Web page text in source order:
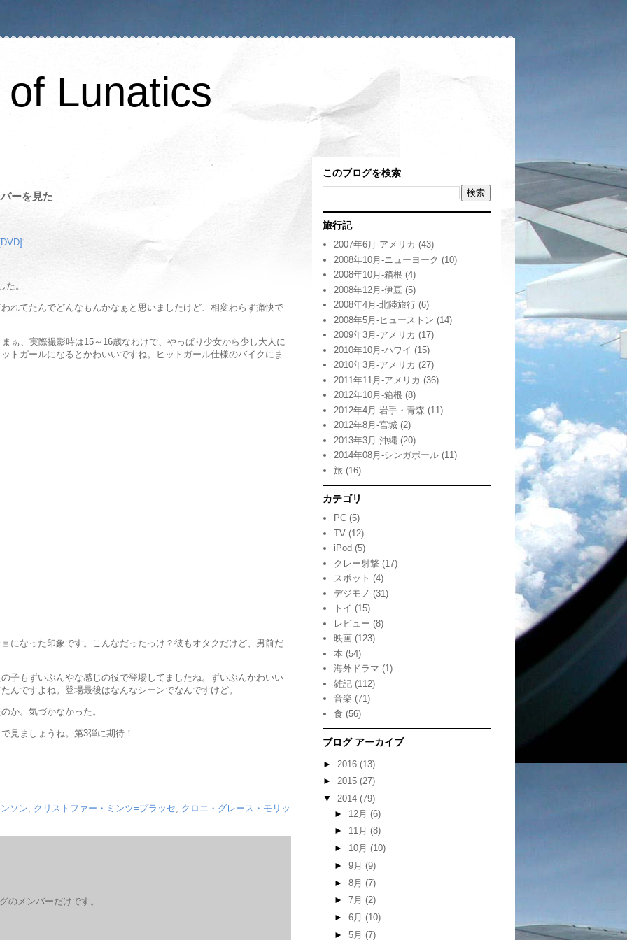
Lunatics
ーを見た
。
れてたんでどんなもんかなぁと思いましたけど、相変わらず痛快で
ぁ、実際撮影時は15～16歳なわけで、やっぱり少女から少し大人に
トガールになるとかわいいですね。ヒットガール仕様のバイクにま
になった印象です。こんなだったっけ？彼もオタクだけど、男前だ
子もずいぶんやな感じの役で登場してましたね。ずいぶんかわいい
んですよね。登場最後はなんなシーンでなんですけど。
か。気づかなかった。
見ましょうね。第3弾に期待！
ソン, クリストファー・ミンツ=プラッセ, クロエ・グレース・モリッ
のメンバーだけです。
このブログを検索
旅行記
2007年6月-アメリカ (43)
2008年10月-ニューヨーク (10)
2008年10月-箱根 (4)
2008年12月-伊豆 (5)
2008年4月-北陸旅行 (6)
2008年5月-ヒューストン (14)
2009年3月-アメリカ (17)
2010年10月-ハワイ (15)
2010年3月-アメリカ (27)
2011年11月-アメリカ (36)
2012年10月-箱根 (8)
2012年4月-岩手・青森 (11)
2012年8月-宮城 (2)
2013年3月-沖縄 (20)
2014年08月-シンガポール (11)
旅 (16)
カテゴリ
PC (5)
TV (12)
iPod (5)
クレー射撃 (17)
スポット (4)
デジモノ (31)
トイ (15)
レビュー (8)
映画 (123)
本 (54)
海外ドラマ (1)
雑記 (112)
音楽 (71)
食 (56)
ブログ アーカイブ
► 2016 (13)
► 2015 (27)
▼ 2014 (79)
► 12月 (6)
► 11月 (8)
► 10月 (10)
► 9月 (9)
► 8月 (7)
► 7月 (2)
► 6月 (10)
► 5月 (7)